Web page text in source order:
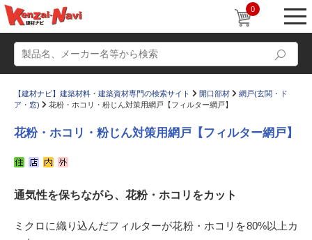
0
かたなび コラム
すまいリング 設計士インタビュー
【建材ナビ】建築材料・建築資材専門の検索サイト 開口部材
網戸(玄関・ド
ア・窓)
花粉・ホコリ・粉じん対策用網戸【フィルター網戸】
花粉・ホコリ・粉じん対策用網戸【フィルター網戸】
通気性を保ちながら、花粉・ホコリをカット
ミクロに織り込んだフィルターが花粉・ホコリを80%以上カ